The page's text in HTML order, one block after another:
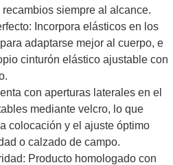
siempre al alcance.
Incorpora elásticos en los
adaptarse mejor al cuerpo, e
cinturón elástico ajustable con
con aperturas laterales en el
mediante velcro, lo que
colocación y el ajuste óptimo
o calzado de campo.
Producto homologado con